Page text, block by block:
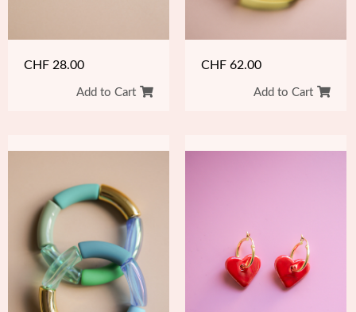
CHF 28.00
Add to Cart
CHF 62.00
Add to Cart